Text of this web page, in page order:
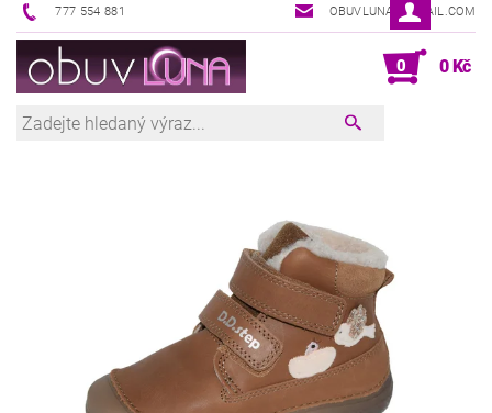
777 554 881 OBUVLUNA@GMAIL.COM
0 0 Kč